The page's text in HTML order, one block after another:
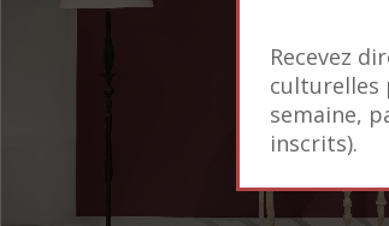
Recevez
culturelles
semaine,
inscrits).